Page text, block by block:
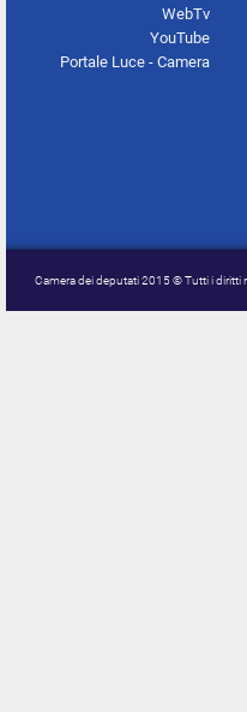
WebTv
YouTube
Portale Luce - Camera
Camera dei deputati 2015 © Tutti i diritti